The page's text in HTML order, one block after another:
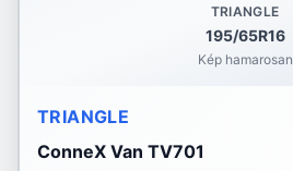
TRIANGLE
195/65R16
Kép hamarosan
TRIANGLE
ConneX Van TV701